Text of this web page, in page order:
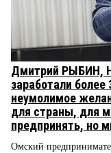
Дмитрий РЫБИН,
заработали
неумолимое
для страны, для
предпринять, но
Омский